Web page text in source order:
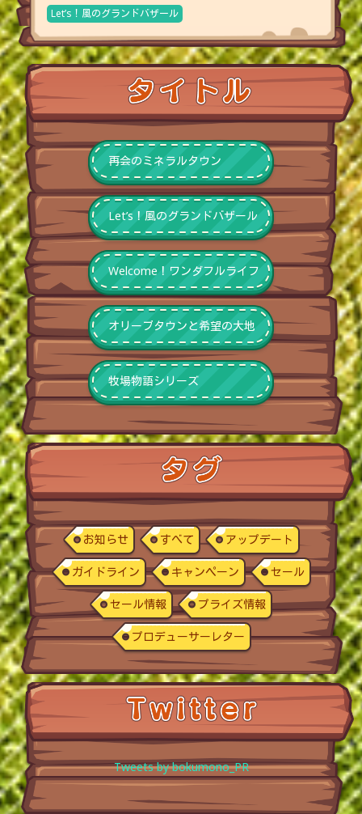
Let’s！風のグランドバザール
再会のミネラルタウン
Let’s！風のグランドバザール
Welcome！ワンダフルライフ
オリーブタウンと希望の大地
牧場物語シリーズ
お知らせ すべて アップデート
ガイドライン キャンペーン セール
セール情報 プライズ情報
プロデューサーレター
Tweets by bokumono_PR